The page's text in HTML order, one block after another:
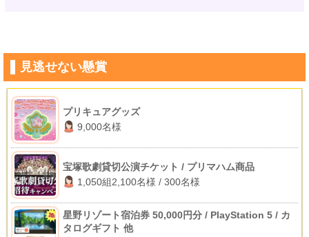
見逃せない懸賞
プリキュアグッズ
9,000名様
宝塚歌劇貸切公演チケット / プリマハム商品
1,050組2,100名様 / 300名様
星野リゾート宿泊券 50,000円分 / PlayStation 5 / カ
タログギフト 他